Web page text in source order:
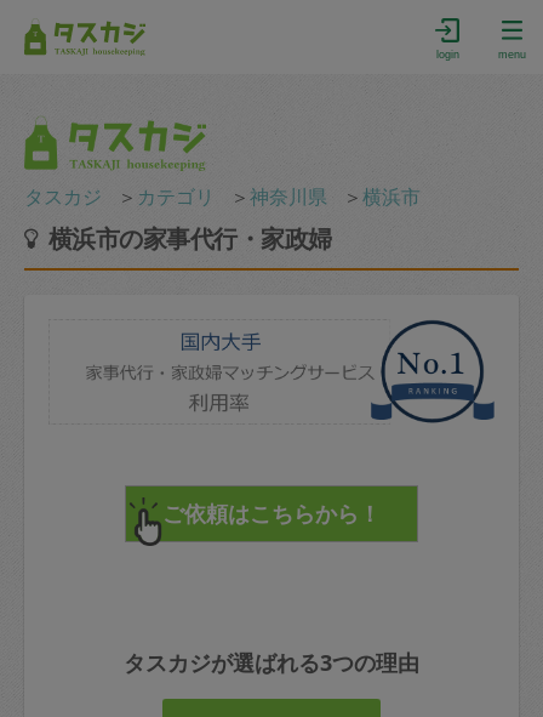
login menu
タスカジ ＞ カテゴリ ＞神奈川県 ＞横浜市
横浜市の家事代行・家政婦
タスカジが選ばれる3つの理由